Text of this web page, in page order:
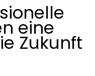
eine
Zukunft